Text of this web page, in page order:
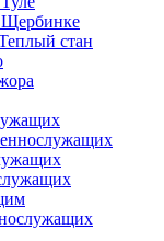
Щербинке
стан